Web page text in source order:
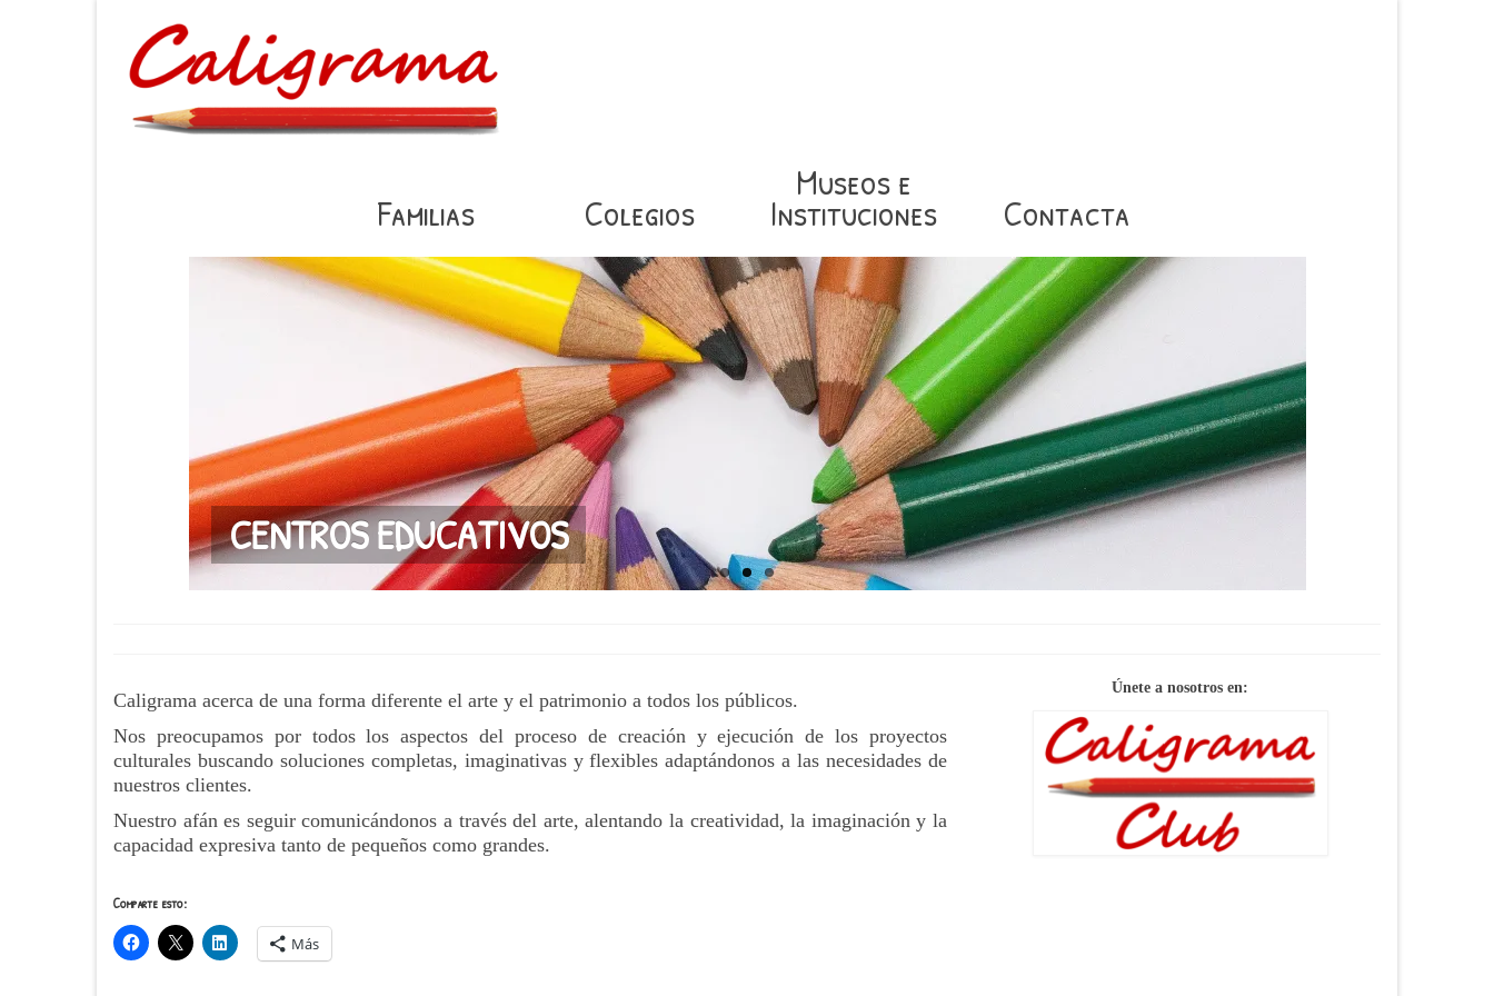
Familias Colegios
Museos e
Instituciones Contacta
CENTROS EDUCATIVOS
Caligrama acerca de una forma diferente el arte y el patrimonio a todos los públicos.
Nos preocupamos por todos los aspectos del proceso de creación y ejecución de los proyectos
culturales buscando soluciones completas, imaginativas y flexibles adaptándonos a las necesidades de
nuestros clientes.
Nuestro afán es seguir comunicándonos a través del arte, alentando la creatividad, la imaginación y la
capacidad expresiva tanto de pequeños como grandes.
Únete a nosotros en:
Comparte esto:
Más